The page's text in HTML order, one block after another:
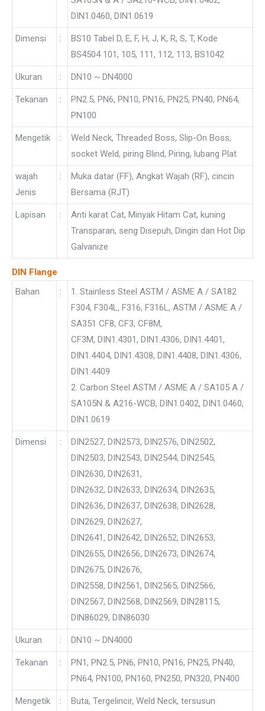
DIN1.0460, DIN1.0619
Dimensi :
BS10 Tabel D, E, F, H, J, K, R, S, T, Kode
BS4504 101, 105, 111, 112, 113, BS1042
Ukuran : DN10 ~ DN4000
Tekanan :
PN2.5, PN6, PN10, PN16, PN25, PN40, PN64,
PN100
Mengetik :
Weld Neck, Threaded Boss, Slip-On Boss,
socket Weld, piring Blind, Piring, lubang Plat
wajah
Jenis
:
Muka datar (FF), Angkat Wajah (RF), cincin
Bersama (RJT)
Lapisan :
Anti karat Cat, Minyak Hitam Cat, kuning
Transparan, seng Disepuh, Dingin dan Hot Dip
Galvanize
DIN Flange
Bahan
:
1. Stainless Steel ASTM / ASME A / SA182
F304, F304L, F316, F316L, ASTM / ASME A /
SA351 CF8, CF3, CF8M,
CF3M, DIN1.4301, DIN1.4306, DIN1.4401,
DIN1.4404, DIN1.4308, DIN1.4408, DIN1.4306,
DIN1.4409
2. Carbon Steel ASTM / ASME A / SA105 A /
SA105N & A216-WCB, DIN1.0402, DIN1.0460,
DIN1.0619
Dimensi :
DIN2527, DIN2573, DIN2576, DIN2502,
DIN2503, DIN2543, DIN2544, DIN2545,
DIN2630, DIN2631,
DIN2632, DIN2633, DIN2634, DIN2635,
DIN2636, DIN2637, DIN2638, DIN2628,
DIN2629, DIN2627,
DIN2641, DIN2642, DIN2652, DIN2653,
DIN2655, DIN2656, DIN2673, DIN2674,
DIN2675, DIN2676,
DIN2558, DIN2561, DIN2565, DIN2566,
DIN2567, DIN2568, DIN2569, DIN28115,
DIN86029, DIN86030
Ukuran : DN10 ~ DN4000
Tekanan :
PN1, PN2.5, PN6, PN10, PN16, PN25, PN40,
PN64, PN100, PN160, PN250, PN320, PN400
Mengetik :
Buta, Tergelincir, Weld Neck, tersusun